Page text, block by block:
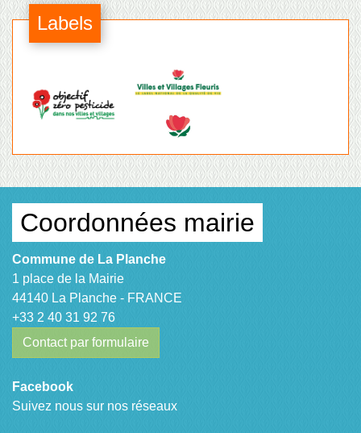
Labels
Coordonnées mairie
Commune de La Planche
1 place de la Mairie
44140 La Planche - FRANCE
+33 2 40 31 92 76
Contact par formulaire
Facebook
Suivez nous sur nos réseaux